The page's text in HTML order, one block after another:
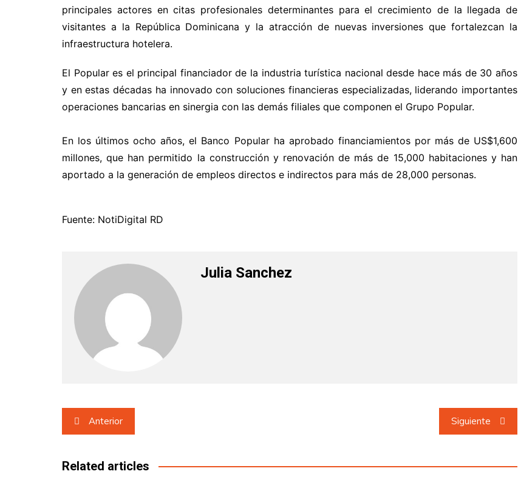
principales actores en citas profesionales determinantes para el crecimiento de la llegada de
visitantes a la República Dominicana y la atracción de nuevas inversiones que fortalezcan la
infraestructura hotelera.
El Popular es el principal financiador de la industria turística nacional desde hace más de 30 años
y en estas décadas ha innovado con soluciones financieras especializadas, liderando importantes
operaciones bancarias en sinergia con las demás filiales que componen el Grupo Popular.
En los últimos ocho años, el Banco Popular ha aprobado financiamientos por más de US$1,600
millones, que han permitido la construcción y renovación de más de 15,000 habitaciones y han
aportado a la generación de empleos directos e indirectos para más de 28,000 personas.
Fuente: NotiDigital RD
Julia Sanchez
Navegación
de
entradas
Anterior Siguiente
Related articles